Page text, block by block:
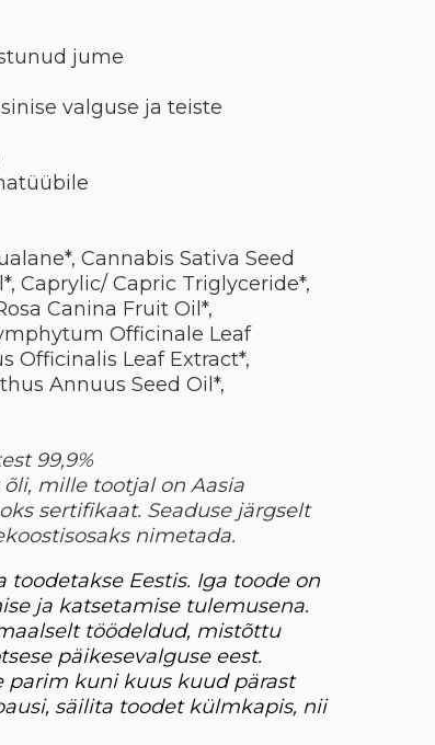
jume
valguse ja teiste
Cannabis Sativa Seed
Caprylic/ Capric Triglyceride*,
Canina Fruit Oil*,
Officinale Leaf
Officinalis Leaf Extract*,
Annuus Seed Oil*,
99,9%
mille tootjal on Aasia
sertifikaat. Seaduse järgselt
nimetada.
Eestis. Iga toode on
ja katsetamise tulemusena.
töödeldud, mistõttu
päikesevalguse eest.
parim kuni kuus kuud pärast
säilita toodet külmkapis, nii